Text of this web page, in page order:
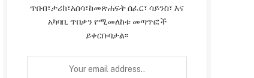
ጥበብ፣ታሪክ፣አሰሳ፣ከመጽሐፍት ሰፈር፣ ሳይንስ፣ እና
አካባቢ ጥበቃን የሚመለከቱ መጣጥፎች
ይቀርቡባታል፡፡